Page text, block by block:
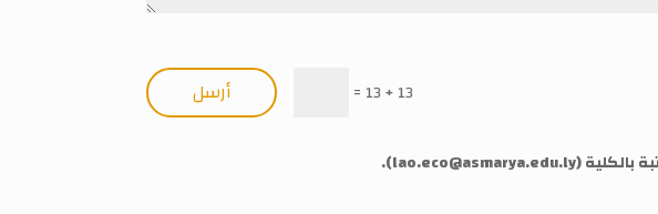
أرسل 13 + 13
=
بالكلية (lao.eco@asmarya.edu.ly
).